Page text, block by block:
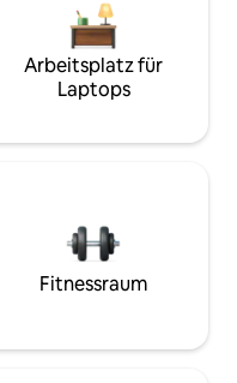
Arbeitsplatz für
Laptops
Fitnessraum